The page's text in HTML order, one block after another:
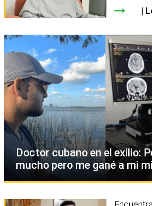
Doctor cubano en el exilio:
mucho pero me gané a mi